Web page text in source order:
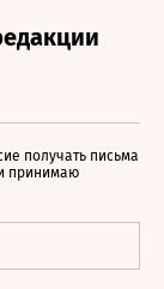
получать письма
принимаю